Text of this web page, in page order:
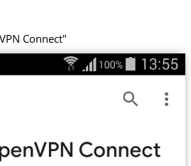
Connect"